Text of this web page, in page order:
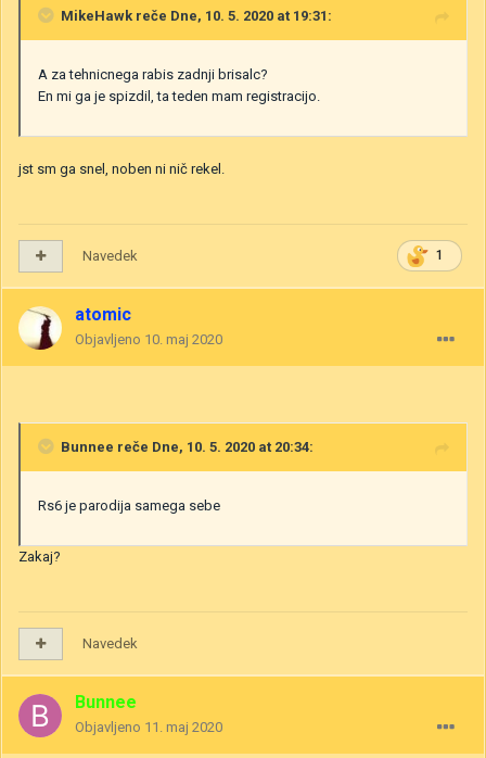
MikeHawk reče Dne, 10. 5. 2020 at 19:31:
A za tehnicnega rabis zadnji brisalc?
En mi ga je spizdil, ta teden mam registracijo.
jst sm ga snel, noben ni nič rekel.
1
Navedek
atomic
Objavljeno 10. maj 2020
Bunnee reče Dne, 10. 5. 2020 at 20:34:
Rs6 je parodija samega sebe
Zakaj?
Navedek
Bunnee
Objavljeno 11. maj 2020